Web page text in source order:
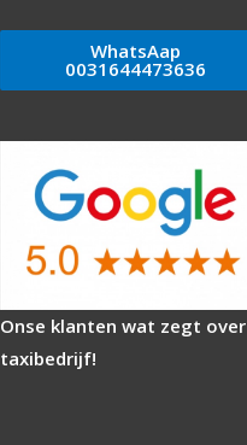
WhatsAap
0031644473636
Onse klanten wat zegt over
taxibedrijf!